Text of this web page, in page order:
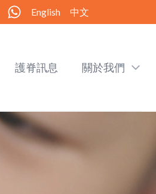
English 中文
護脊訊息 關於我們